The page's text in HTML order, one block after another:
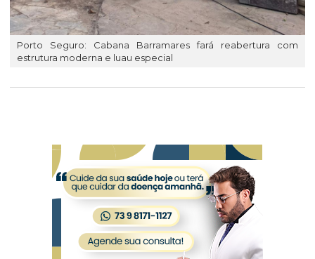
Porto Seguro: Cabana Barramares fará reabertura com
estrutura moderna e luau especial